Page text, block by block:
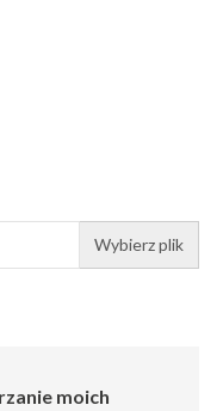
Wybierz plik
moich